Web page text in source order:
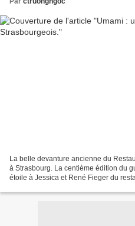
La belle devanture ancienne du
à Strasbourg. La centième édition du
étoile à Jessica et René Fieger du